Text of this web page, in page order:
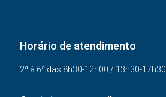
Horário de atendimento
2ª à 6ª das 8h30-12h00 / 13h30-17h30